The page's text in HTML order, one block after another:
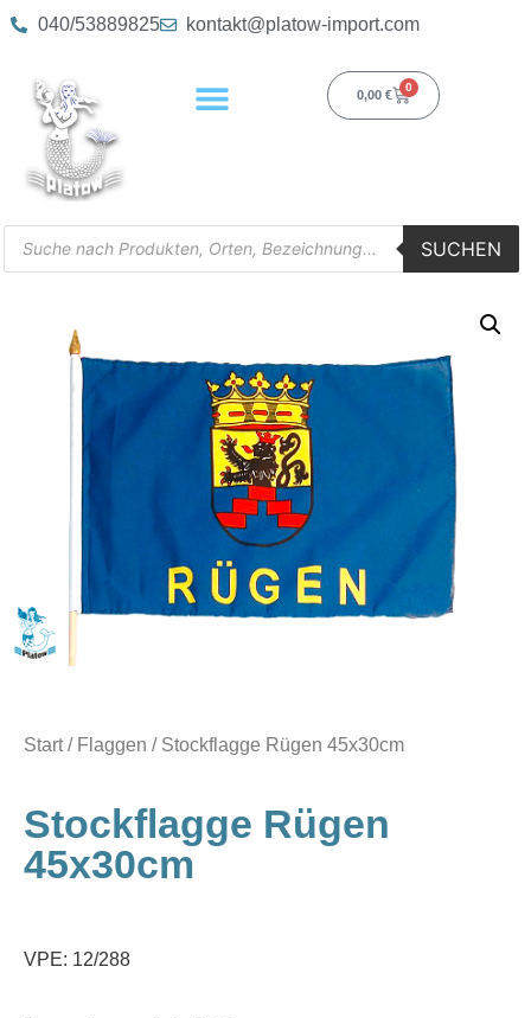
040/53889825 kontakt@platow-import.com
0,00 €
0
SUCHEN
Start/ Flaggen / Stockflagge Rügen 45x30cm
Stockflagge Rügen
45x30cm
VPE: 12/288